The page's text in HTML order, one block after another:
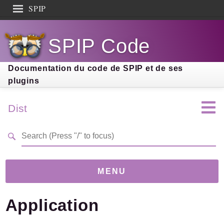
SPIP
Documentation
Contribution
Entraide
Découverte
SPIP Code
Documentation du code de SPIP et de ses
plugins
Dist
MENU
Version 5.0.0-dev(1e7f3db)
Application
Search results